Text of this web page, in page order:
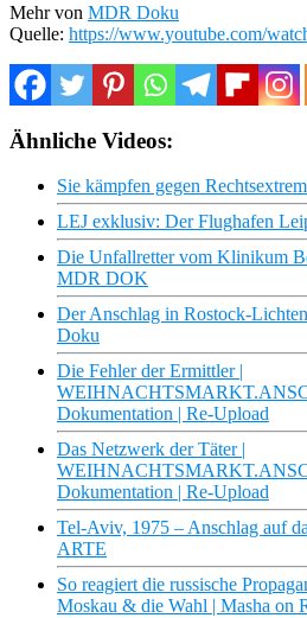
Mehr von MDR Doku
Quelle: https://www.youtube.com/
Ähnliche Videos:
Sie kämpfen gegen
LEJ exklusiv: Der Flughafen
Die Unfallretter vom Klinikum
MDR DOK
Der Anschlag in Rostock-
Doku
Die Fehler der Ermittler |
Dokumentation | Re-Upload
Das Netzwerk der Täter |
Dokumentation | Re-Upload
Tel-Aviv, 1975 – Anschlag auf
ARTE
So reagiert die russische
Moskau & die Wahl | Masha on